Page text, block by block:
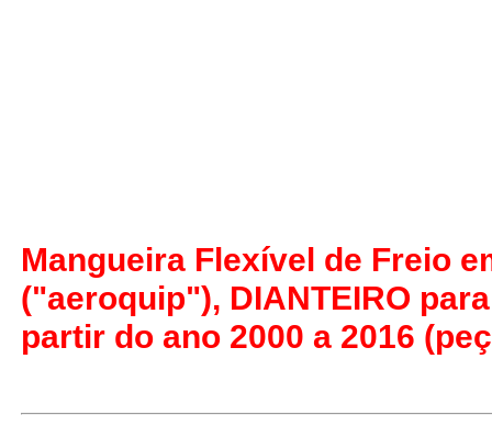
Mangueira Flexível de Freio
("aeroquip"), DIANTEIRO
partir do ano 2000 a 2016